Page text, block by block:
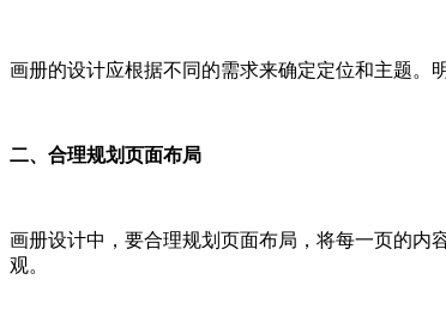
画册的设计应根据不同的需求来确定定位和主题。
二、合理规划页面布局
画册设计中，要合理规划页面布局，将每一页的内
观。